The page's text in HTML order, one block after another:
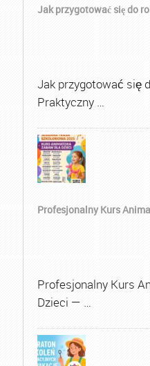
Jak przygotować się do
Jak przygotować się
Praktyczny …
Profesjonalny Kurs
Profesjonalny Kurs
Dzieci — …